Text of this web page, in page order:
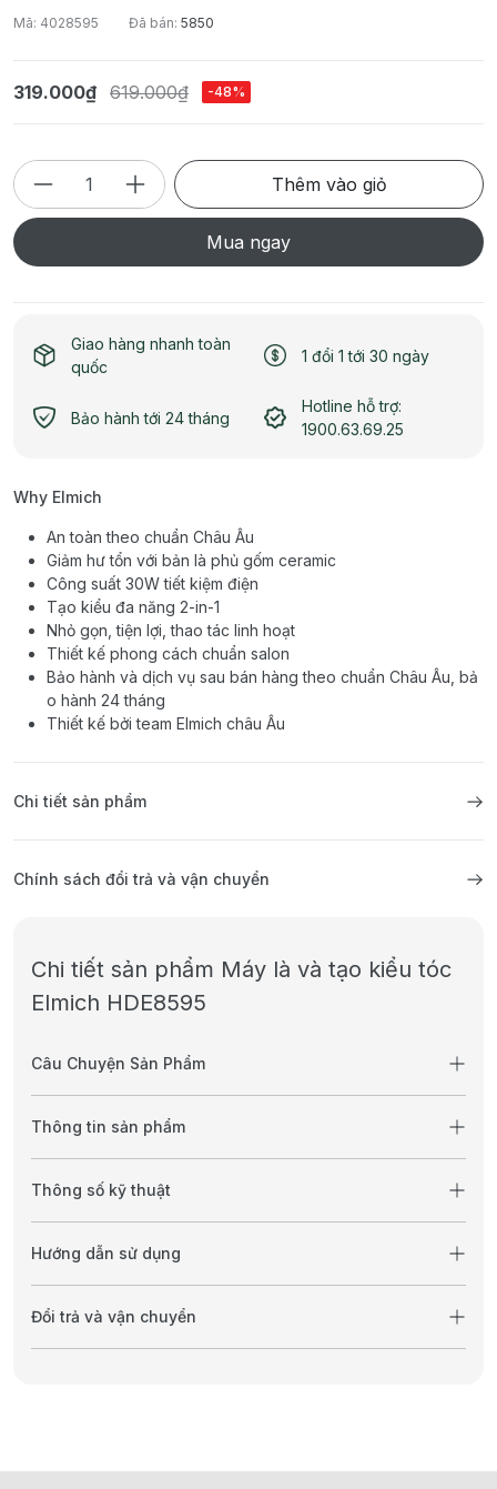
Mã: 4028595 Đã bán: 5850
319.000₫ 619.000₫ -48%
Thêm vào giỏ
Mua ngay
Giao hàng nhanh toàn
quốc
1 đổi 1 tới 30 ngày
Bảo hành tới 24 tháng
Hotline hỗ trợ:
1900.63.69.25
Why Elmich
An toàn theo chuẩn Châu Âu
Giảm hư tổn với bản là phủ gốm ceramic
Công suất 30W tiết kiệm điện
Tạo kiểu đa năng 2-in-1
Nhỏ gọn, tiện lợi, thao tác linh hoạt
Thiết kế phong cách chuẩn salon
Bảo hành và dịch vụ sau bán hàng theo chuẩn Châu Âu, bả
o hành 24 tháng
Thiết kế bởi team Elmich châu Âu
Chi tiết sản phẩm
Chính sách đổi trả và vận chuyển
Chi tiết sản phẩm Máy là và tạo kiểu tóc
Elmich HDE8595
Câu Chuyện Sản Phẩm
Thông tin sản phẩm
Thông số kỹ thuật
Hướng dẫn sử dụng
Đổi trả và vận chuyển